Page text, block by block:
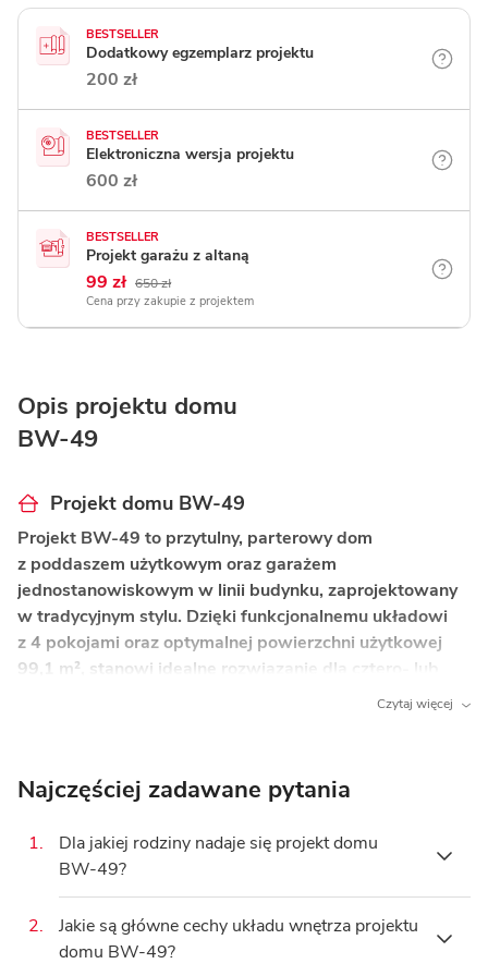
BESTSELLER
Dodatkowy egzemplarz projektu
200 zł
BESTSELLER
Elektroniczna wersja projektu
600 zł
BESTSELLER
Projekt garażu z altaną
650 zł
99 zł
Cena przy zakupie z projektem
Opis projektu domu
BW-49
Projekt domu BW-49
Projekt BW-49 to przytulny, parterowy dom
z poddaszem użytkowym oraz garażem
jednostanowiskowym w linii budynku, zaprojektowany
w tradycyjnym stylu. Dzięki funkcjonalnemu układowi
z 4 pokojami oraz optymalnej powierzchni użytkowej
99,1 m², stanowi idealne rozwiązanie dla cztero- lub
pięcioosobowej rodziny szukającej wygody i tradycyjnej
Co wyróżnia ten dom?
Kominek w salonie
– tworzy wyjątkową, ciepłą
atmosferę podczas rodzinnych wieczorów.
Otwarta kuchnia z bezpośrednim dostępem
do spiżarni– ułatwia codzienne przygotowywanie
posiłków i przechowywanie zapasów.
Dodatkowy pokój na parterze
Czytaj więcej
Najczęściej zadawane pytania
1.
Dla jakiej rodziny nadaje się projekt domu
BW-49?
Projekt domuBW-49 z4 pokojamioraz99,1
m²powierzchni użytkowej jest idealnym
2.
Jakie są główne cechy układu wnętrza projektu
domu BW-49?